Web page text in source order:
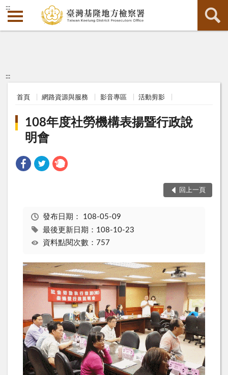
:::
:::
首頁 網路資源與服務 影音專區 活動剪影
108年度社勞機構表揚暨行政說
明會
回上一頁
發布日期： 108-05-09
最後更新日期：108-10-23
資料點閱次數：757